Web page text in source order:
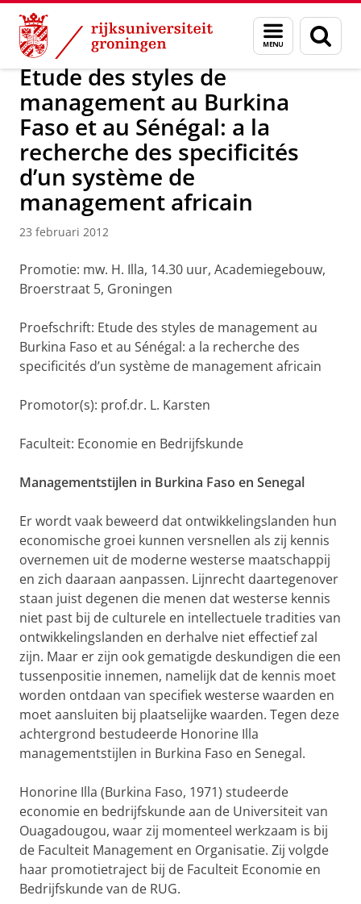
Skip
Content
Skip
Navigation
Menu
en
zoeken
Over ons Actueel Nieuws Nieuwsberichten
Etude des styles de
management au Burkina
Faso et au Sénégal: a la
recherche des specificités
d’un système de
management africain
23 februari 2012
Promotie: mw. H. Illa, 14.30 uur, Academiegebouw,
Broerstraat 5, Groningen
Proefschrift: Etude des styles de management au
Burkina Faso et au Sénégal: a la recherche des
specificités d’un système de management africain
Promotor(s): prof.dr. L. Karsten
Faculteit: Economie en Bedrijfskunde
Managementstijlen in Burkina Faso en Senegal
Er wordt vaak beweerd dat ontwikkelingslanden hun
economische groei kunnen versnellen als zij kennis
overnemen uit de moderne westerse maatschappij
en zich daaraan aanpassen. Lijnrecht daartegenover
staan juist degenen die menen dat westerse kennis
niet past bij de culturele en intellectuele tradities van
ontwikkelingslanden en derhalve niet effectief zal
zijn. Maar er zijn ook gematigde deskundigen die een
tussenpositie innemen, namelijk dat de kennis moet
worden ontdaan van specifiek westerse waarden en
moet aansluiten bij plaatselijke waarden. Tegen deze
achtergrond bestudeerde Honorine Illa
managementstijlen in Burkina Faso en Senegal.
Honorine Illa (Burkina Faso, 1971) studeerde
economie en bedrijfskunde aan de Universiteit van
Ouagadougou, waar zij momenteel werkzaam is bij
de Faculteit Management en Organisatie. Zij volgde
haar promotietraject bij de Faculteit Economie en
Bedrijfskunde van de RUG.